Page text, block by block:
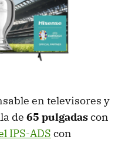
en televisores y
de 65 pulgadascon
IPS-ADS con